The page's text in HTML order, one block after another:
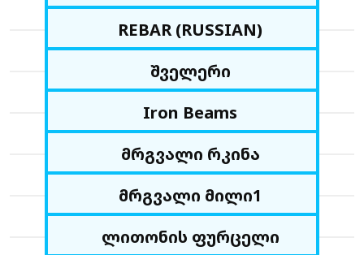
REBAR (RUSSIAN)
შველერი
Iron Beams
მრგვალი რკინა
მრგვალი მილი1
ლითონის ფურცელი